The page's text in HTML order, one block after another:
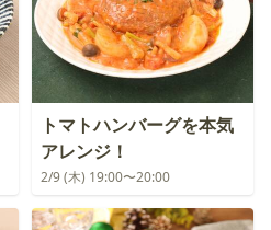
トマトハンバーグを本気
アレンジ！
2/9 (木) 19:00〜20:00